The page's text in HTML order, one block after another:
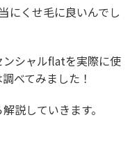
にくせ毛に良いんでし
シャルflatを実際に使
べてみました！
説していきます。